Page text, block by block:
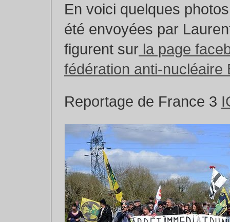
En voici quelques
été envoyées par
figurent sur la page
fédération anti-nucléaire
Reportage de France 3